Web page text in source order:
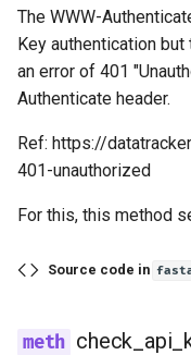
The WWW-
Key authentication
an error of 401
Authenticate header.
Ref: https://
401-unauthorized
For this, this method
Source code in